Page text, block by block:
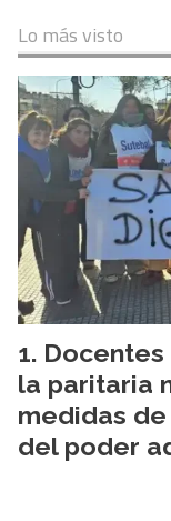
Lo más visto
la paritaria
medidas
del poder